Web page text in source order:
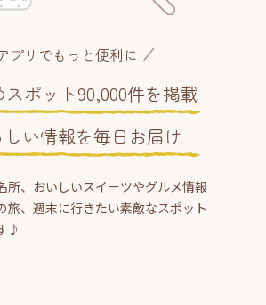
プリでもっと便利に
スポット90,000件を掲載
い情報を毎日お届け
所、おいしいスイーツやグルメ情報
旅、週末に行きたい素敵なスポット
♪